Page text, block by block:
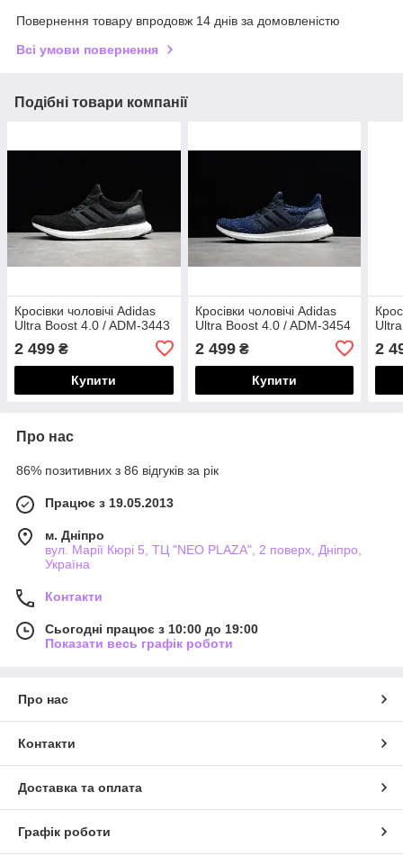
Повернення товару впродовж 14 днів за домовленістю
Всі умови повернення
Подібні товари компанії
Кросівки чоловічі Adidas
Ultra Boost 4.0 / ADM-3443
2 499 ₴
Купити
Кросівки чоловічі Adidas
Ultra Boost 4.0 / ADM-3454
2 499₴
Купити
2
Про нас
86% позитивних з 86 відгуків за рік
Працює з 19.05.2013
м. Дніпро
вул. Марії Кюрі 5, ТЦ "NEO PLAZA", 2 поверх, Дніпро,
Україна
Контакти
Сьогодні працює з 10:00 до 19:00
Показати весь графік роботи
Про нас
Контакти
Доставка та оплата
Графік роботи